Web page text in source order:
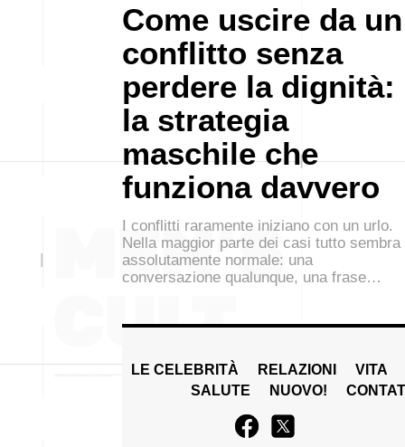
Come uscire da un
conflitto senza
perdere la dignità:
la strategia
maschile che
funziona davvero
I conflitti raramente iniziano con un urlo.
Nella maggior parte dei casi tutto sembra
assolutamente normale: una
conversazione qualunque, una frase…
LE CELEBRITÀ RELAZIONI
VITA
SALUTE
NUOVO!